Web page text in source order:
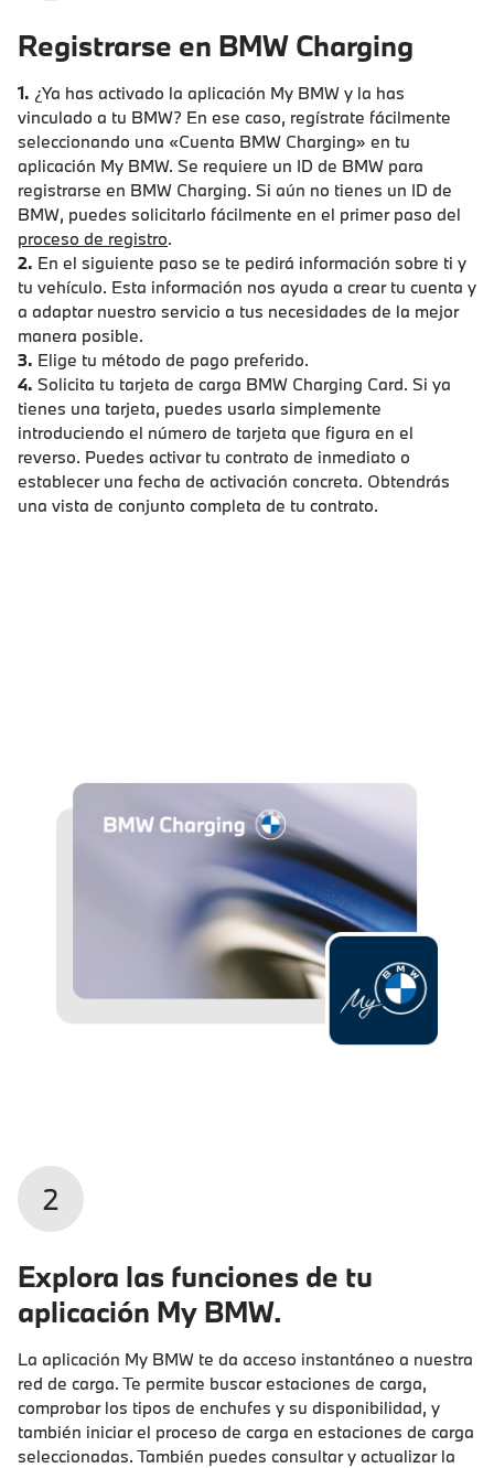
Registrarse en BMW Charging
1. ¿Ya has activado la aplicación My BMW y la has
vinculado a tu BMW? En ese caso, regístrate fácilmente
seleccionando una «Cuenta BMW Charging» en tu
aplicación My BMW. Se requiere un ID de BMW para
registrarse en BMW Charging. Si aún no tienes un ID de
BMW, puedes solicitarlo fácilmente en el primer paso del
proceso de registro.
2. En el siguiente paso se te pedirá información sobre ti y
tu vehículo. Esta información nos ayuda a crear tu cuenta y
a adaptar nuestro servicio a tus necesidades de la mejor
manera posible.
3. Elige tu método de pago preferido.
4. Solicita tu tarjeta de carga BMW Charging Card. Si ya
tienes una tarjeta, puedes usarla simplemente
introduciendo el número de tarjeta que figura en el
reverso. Puedes activar tu contrato de inmediato o
establecer una fecha de activación concreta. Obtendrás
una vista de conjunto completa de tu contrato.
2
Explora las funciones de tu
aplicación My BMW.
La aplicación My BMW te da acceso instantáneo a nuestra
red de carga. Te permite buscar estaciones de carga,
comprobar los tipos de enchufes y su disponibilidad, y
también iniciar el proceso de carga en estaciones de carga
seleccionadas. También puedes consultar y actualizar la